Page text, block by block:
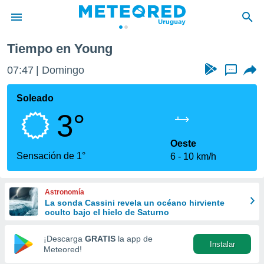
de
ha
calidad.
a este
las
y
forma
digital
basada
Tiempo en Young
07:47 Domingo ...
Soleado
3°
Sensación de 1°
Oeste
6
10 km/h
Astronomía
La sonda Cassini revela un océano hirviente
oculto bajo el hielo de Saturno
¡Descarga GRATIS la app de
Meteored!
Instalar